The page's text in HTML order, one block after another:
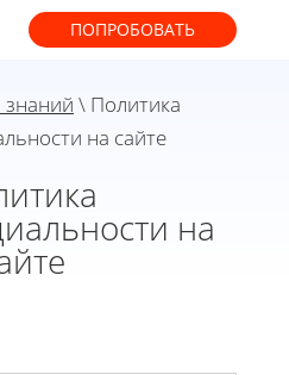
ПОПРОБОВАТЬ
знаний \ Политика
на сайте
на